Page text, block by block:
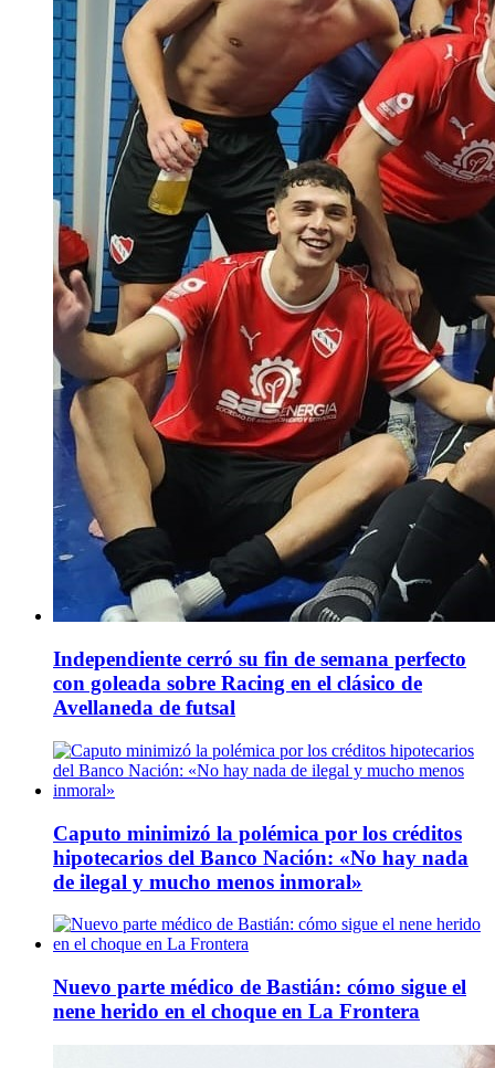
Independiente cerró su fin de semana perfecto
con goleada sobre Racing en el clásico de
Avellaneda de futsal
Caputo minimizó la polémica por los créditos
hipotecarios del Banco Nación: «No hay nada
de ilegal y mucho menos inmoral»
Nuevo parte médico de Bastián: cómo sigue el
nene herido en el choque en La Frontera